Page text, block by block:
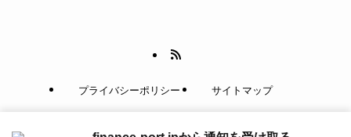
プライバシーポリシー サイトマップ